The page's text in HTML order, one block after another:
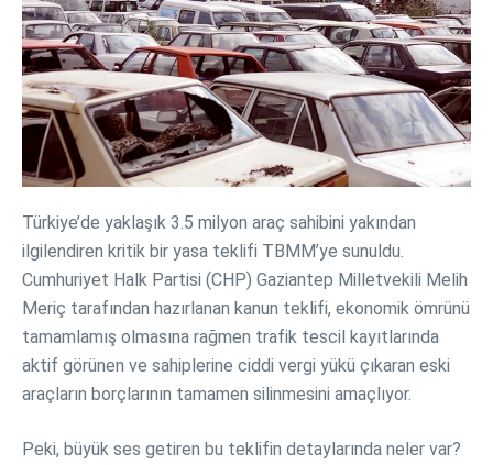
Türkiye’de yaklaşık 3.5 milyon araç sahibini yakından
ilgilendiren kritik bir yasa teklifi TBMM’ye sunuldu.
Cumhuriyet Halk Partisi (CHP) Gaziantep Milletvekili Melih
Meriç tarafından hazırlanan kanun teklifi, ekonomik ömrünü
tamamlamış olmasına rağmen trafik tescil kayıtlarında
aktif görünen ve sahiplerine ciddi vergi yükü çıkaran eski
araçların borçlarının tamamen silinmesini amaçlıyor.
Peki, büyük ses getiren bu teklifin detaylarında neler var?